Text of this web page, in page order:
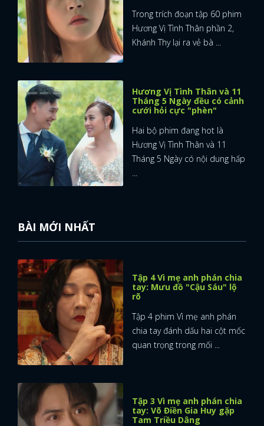
Trong trích đoạn tập 60 phim
Hương Vị Tình Thân phần 2,
Khánh Thy lại ra vẻ bà ...
Hương Vị Tình Thân và 11
Tháng 5 Ngày đều có cảnh
cưới hỏi cực "phèn"
Hai bộ phim đang hot là
Hương Vị Tình Thân và 11
Tháng 5 Ngày có nội dung hấp
...
BÀI MỚI NHẤT
Tập 4 Vì mẹ anh phán chia
tay: Mưu đồ "Cậu Sáu" lộ
rõ
Tập 4 phim Vì mẹ anh phán
chia tay đánh dấu hai cột mốc
quan trọng trong mối ...
Tập 3 Vì mẹ anh phán chia
tay: Võ Điền Gia Huy gặp
Tam Triều Dâng